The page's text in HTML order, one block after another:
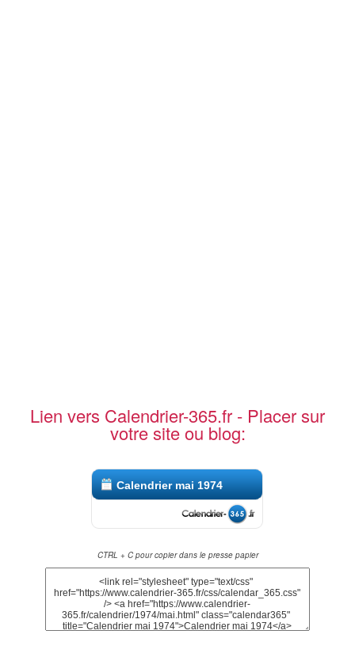
Lien vers Calendrier-365.fr - Placer sur
votre site ou blog:
Calendrier mai 1974
CTRL + C pour copier dans le presse papier